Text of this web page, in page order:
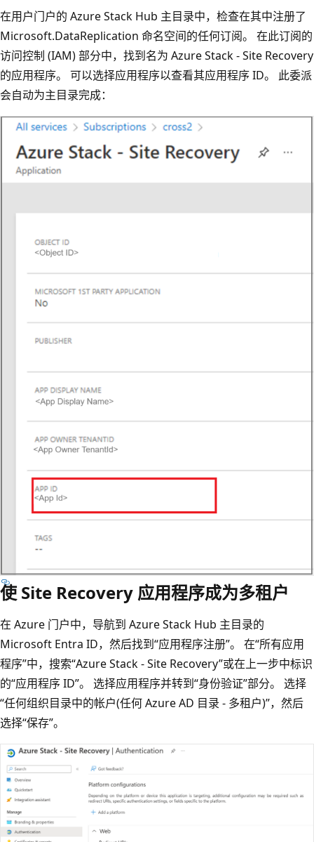
在用户门户的 Azure Stack Hub 主目录中，检查在其中注册了
Microsoft.DataReplication 命名空间的任何订阅。
在此订阅的
访问控制 (IAM) 部分中，找到名为 Azure Stack - Site Recovery
的应用程序。
可以选择应用程序以查看其应用程序 ID。
此委派
会自动为主目录完成：
使 Site Recovery 应用程序成为多租户
在 Azure 门户中，导航到 Azure Stack Hub 主目录的
Microsoft Entra ID，然后找到“应用程序注册”。
在“所有应用
程序”中，搜索“Azure Stack - Site Recovery”或在上一步中标识
的“应用程序 ID”。
选择应用程序并转到“身份验证”部分。
选择
“任何组织目录中的帐户(任何 Azure AD 目录 - 多租户)”，然后
选择“保存”。